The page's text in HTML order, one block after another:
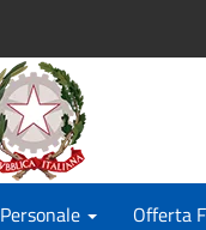
Personale Offerta